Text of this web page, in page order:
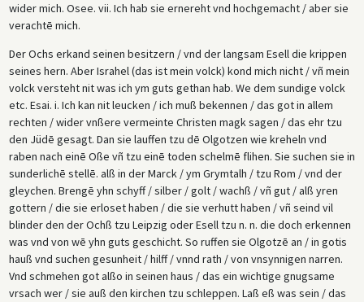
wider mich. Osee. vii. Ich hab sie ernereht vnd hochgemacht / aber sie
verachtē mich.
Der Ochs erkand seinen besitzern / vnd der langsam Esell die krippen
seines hern. Aber Israhel (das ist mein volck) kond mich nicht / vñ mein
volck versteht nit was ich ym guts gethan hab. We dem sundige volck
etc. Esai. i. Ich kan nit leucken / ich muß bekennen / das got in allem
rechten / wider vnßere vermeinte Christen magk sagen / das ehr tzu
den Jüdē gesagt. Dan sie lauffen tzu dē Olgotzen wie kreheln vnd
raben nach einē Oße vñ tzu einē toden schelmē flihen. Sie suchen sie in
sunderlichē stellē. alß in der Marck / ym Grymtalh / tzu Rom / vnd der
gleychen. Brengē yhn schyff / silber / golt / wachß / vñ gut / alß yren
gottern / die sie erloset haben / die sie verhutt haben / vñ seind vil
blinder den der Ochß tzu Leipzig oder Esell tzu n. n. die doch erkennen
was vnd von wē yhn guts geschicht. So ruffen sie Olgotzē an / in gotis
hauß vnd suchen gesunheit / hilff / vnnd rath / von vnsynnigen narren.
Vnd schmehen got alßo in seinen haus / das ein wichtige gnugsame
vrsach wer / sie auß den kirchen tzu schleppen. Laß eß was sein / das